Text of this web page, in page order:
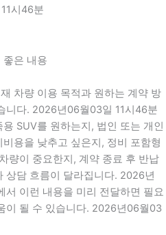
시46분
좋은 내용
차량 이용 목적과 원하는 계약 방
니다. 2026년06월03일 11시46분
SUV를 원하는지, 법인 또는 개인
용을 낮추고 싶은지, 정비 포함형
량이 중요한지, 계약 종료 후 반납
상담 흐름이 달라집니다. 2026년
이런 내용을 미리 전달하면 필요
이 될 수 있습니다. 2026년06월03